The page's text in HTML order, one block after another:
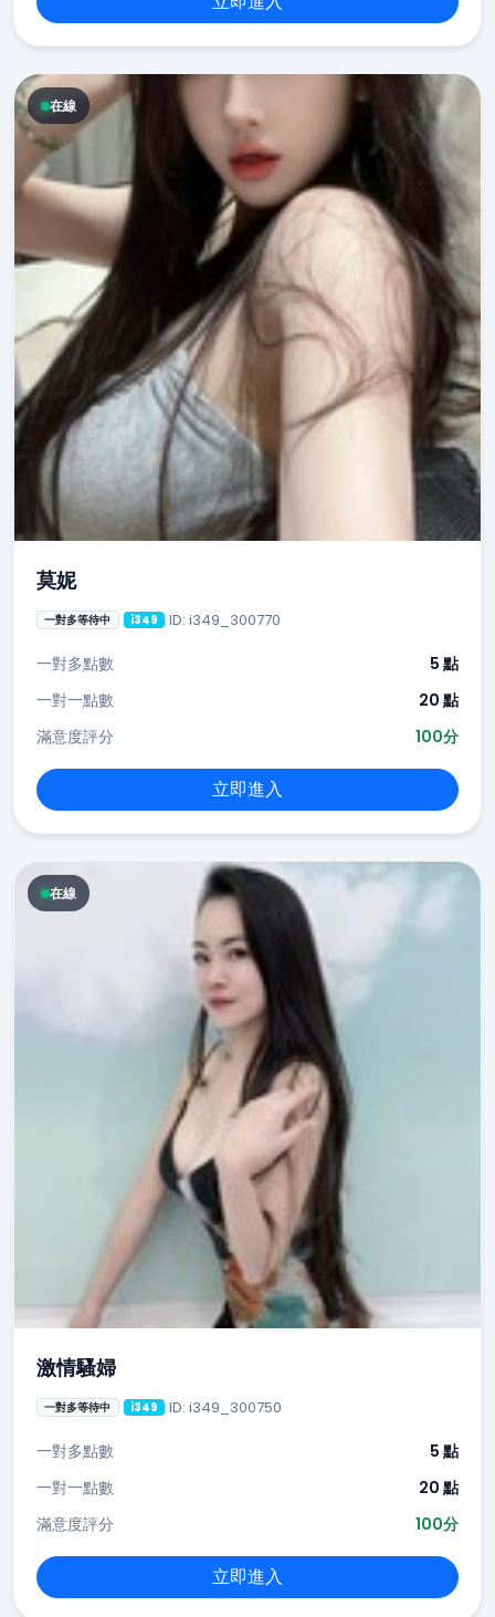
在線
莫妮
一對多等待中 i349 ID: i349_300770
一對多點數
5 點
一對一點數
20 點
滿意度評分
100分
立即進入
在線
激情騷婦
一對多等待中 i349 ID: i349_300750
一對多點數
5 點
一對一點數
20 點
滿意度評分
100分
立即進入